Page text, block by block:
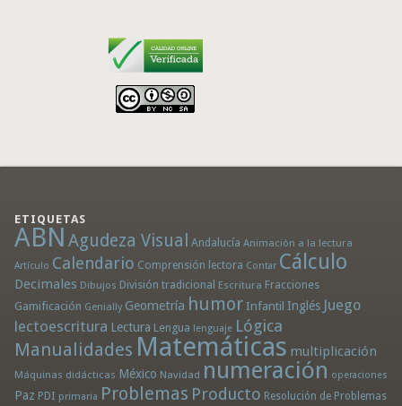
ETIQUETAS
ABN Agudeza Visual Andalucía Animación a la lectura
Artículo Calendario Comprensión lectora Contar Cálculo
Decimales Dibujos División tradicional Escritura Fracciones
Gamificación Genially Geometría humor Infantil Inglés Juego
lectoescritura Lectura Lengua lenguaje Lógica
Manualidades Matemáticas multiplicación
Máquinas didácticas México Navidad numeración operaciones
Paz PDI primaria Problemas Producto Resolución de Problemas